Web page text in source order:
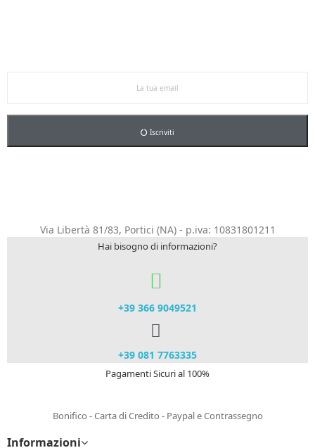
Iscriviti
Via Libertà 81/83, Portici (NA) - p.iva: 10831801211
Hai bisogno di informazioni?
+39 366 9049521​
+39 081 7763335
Pagamenti Sicuri al 100%
Bonifico - Carta di Credito - Paypal e Contrassegno
Informazioni